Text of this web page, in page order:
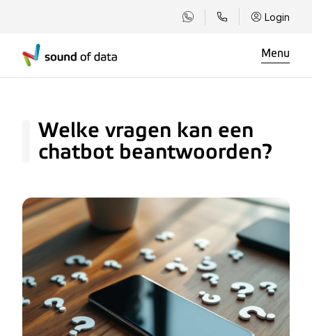
Login
Menu
Welke vragen kan een
chatbot beantwoorden?